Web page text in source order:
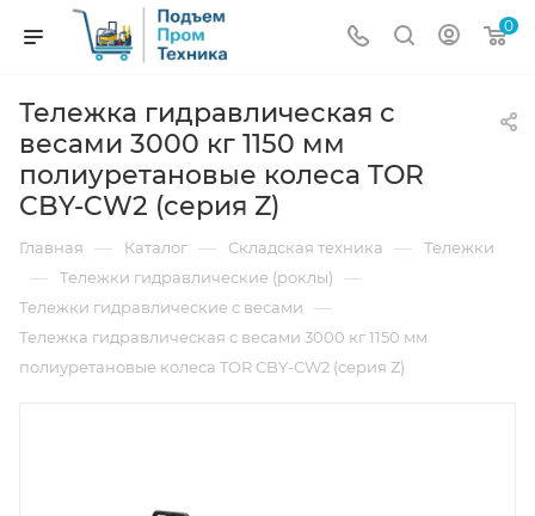
0
Тележка гидравлическая с
весами 3000 кг 1150 мм
полиуретановые колеса TOR
CBY-CW2 (серия Z)
Главная — Каталог — Складская техника — Тележки
— Тележки гидравлические (роклы) —
Тележки гидравлические с весами —
Тележка гидравлическая с весами 3000 кг 1150 мм
полиуретановые колеса TOR CBY-CW2 (серия Z)